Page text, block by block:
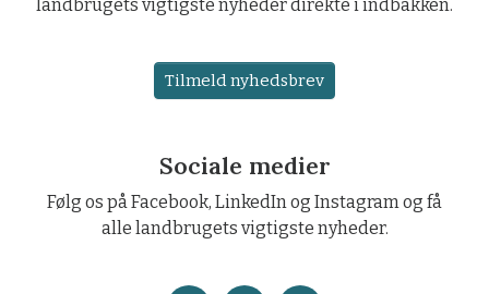
landbrugets vigtigste nyheder direkte i indbakken.
Tilmeld nyhedsbrev
Sociale medier
Følg os på Facebook, LinkedIn og Instagram og få
alle landbrugets vigtigste nyheder.